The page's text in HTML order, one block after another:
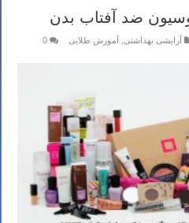
ضد آفتاب بدن
آرایشی بهداشتی آموزش طلایی
0